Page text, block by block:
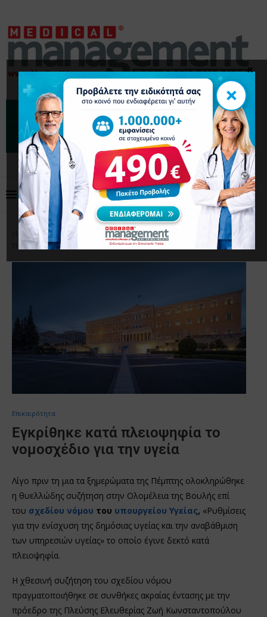
Home Επικαιρότητα
Εγκρίθηκε κατά πλειοψηφία
το νομοσχέδιο για την υγεία
Επικαιρότητα
Εγκρίθηκε κατά πλειοψηφία το
νομοσχέδιο για την υγεία
Λίγο πριν τη μια τα ξημερώματα της Πέμπτης ολοκληρώθηκε
η θυελλώδης συζήτηση στην Ολομέλεια της Βουλής επί
του σχεδίου νόμου του υπουργείου Υγείας, «Ρυθμίσεις
για την ενίσχυση της δημόσιας υγείας και την αναβάθμιση
των υπηρεσιών υγείας» το οποίο έγινε δεκτό κατά
πλειοψηφία.
Η χθεσινή συζήτηση του σχεδίου νόμου
πραγματοποιήθηκε σε συνθήκες ακραίας έντασης με την
πρόεδρο της Πλεύσης Ελευθερίας Ζωή Κωνσταντοπούλου
×
×